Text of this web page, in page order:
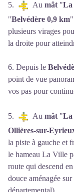
5. Au mât "La
"Belvédère 0,9 km
plusieurs virages
la droite pour
6. Depuis le
point de vue
vos pas pour
5. Au mât "La
Ollières-sur-
la piste à gauche et
le hameau La Ville
route qui descend
douce aménagée
départemental).